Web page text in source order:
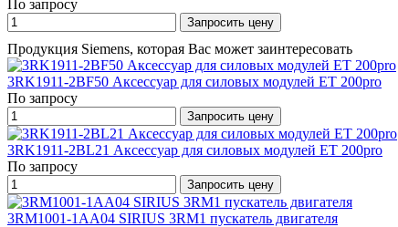
По запросу
Запросить цену
Продукция Siemens, которая Вас может заинтересовать
3RK1911-2BF50 Аксессуар для силовых модулей ET 200pro
По запросу
Запросить цену
3RK1911-2BL21 Аксессуар для силовых модулей ET 200pro
По запросу
Запросить цену
3RM1001-1AA04 SIRIUS 3RM1 пускатель двигателя